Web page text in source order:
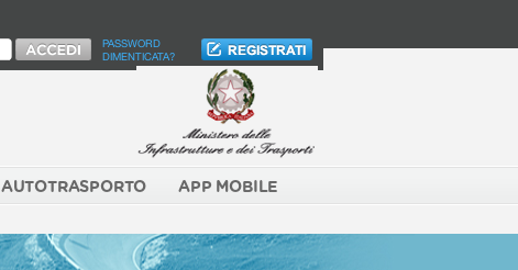
PASSWORD
DIMENTICATA?
AUTOTRASPORTO APP MOBILE